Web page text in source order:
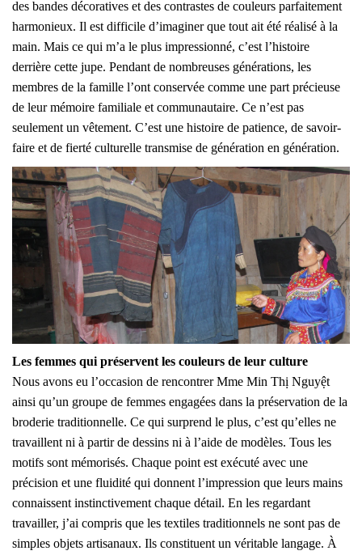
des bandes décoratives et des contrastes de couleurs parfaitement
harmonieux. Il est difficile d’imaginer que tout ait été réalisé à la
main. Mais ce qui m’a le plus impressionné, c’est l’histoire
derrière cette jupe. Pendant de nombreuses générations, les
membres de la famille l’ont conservée comme une part précieuse
de leur mémoire familiale et communautaire. Ce n’est pas
seulement un vêtement. C’est une histoire de patience, de savoir-
faire et de fierté culturelle transmise de génération en génération.
Les femmes qui préservent les couleurs de leur culture
Nous avons eu l’occasion de rencontrer Mme Min Thị Nguyệt
ainsi qu’un groupe de femmes engagées dans la préservation de la
broderie traditionnelle. Ce qui surprend le plus, c’est qu’elles ne
travaillent ni à partir de dessins ni à l’aide de modèles. Tous les
motifs sont mémorisés. Chaque point est exécuté avec une
précision et une fluidité qui donnent l’impression que leurs mains
connaissent instinctivement chaque détail. En les regardant
travailler, j’ai compris que les textiles traditionnels ne sont pas de
simples objets artisanaux. Ils constituent un véritable langage. À